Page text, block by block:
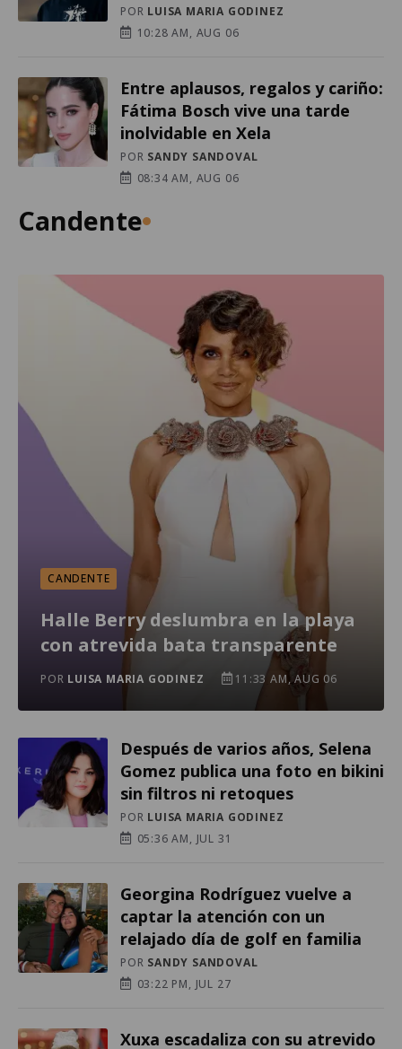
POR LUISA MARIA GODINEZ
10:28 AM, AUG 06
Entre aplausos, regalos y cariño:
Fátima Bosch vive una tarde
inolvidable en Xela
POR SANDY SANDOVAL
08:34 AM, AUG 06
Candente
CANDENTE
Halle Berry deslumbra en la playa
con atrevida bata transparente
POR LUISA MARIA GODINEZ 11:33 AM, AUG 06
Después de varios años, Selena
Gomez publica una foto en bikini
sin filtros ni retoques
POR LUISA MARIA GODINEZ
05:36 AM, JUL 31
Georgina Rodríguez vuelve a
captar la atención con un
relajado día de golf en familia
POR SANDY SANDOVAL
03:22 PM, JUL 27
Xuxa escadaliza con su atrevido